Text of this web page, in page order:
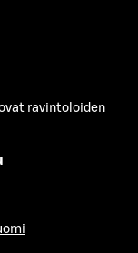
ravintoloiden